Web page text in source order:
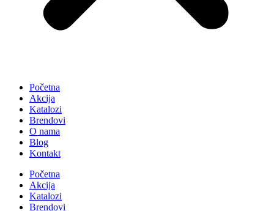
Početna
Akcija
Katalozi
Brendovi
O nama
Blog
Kontakt
Početna
Akcija
Katalozi
Brendovi